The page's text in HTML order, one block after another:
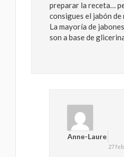
preparar la receta…
consigues el jabón de
La mayoría de
son a base de
Anne-Laure
27